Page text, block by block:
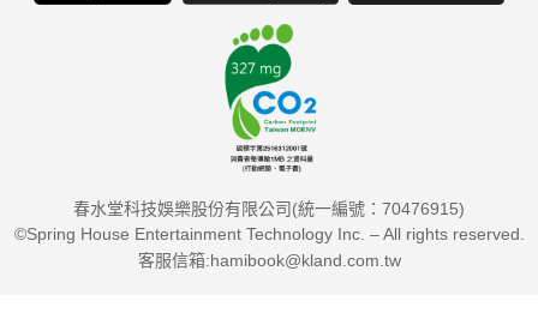
春水堂科技娛樂股份有限公司(統一編號：70476915)
©Spring House Entertainment Technology Inc. – All rights reserved.
客服信箱:hamibook@kland.com.tw